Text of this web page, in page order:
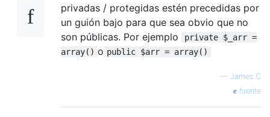
privadas / protegidas estén precedidas por
un guión bajo para que sea obvio que no
son públicas. Por ejemplo
private $_arr =
array() o public $arr = array()
— James C
fuente